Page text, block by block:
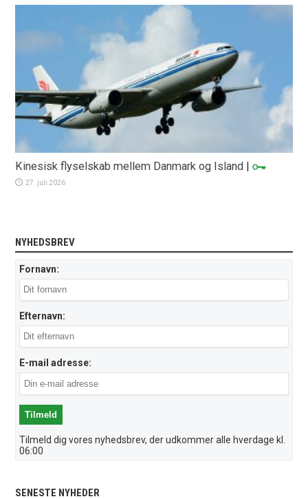
Kinesisk flyselskab mellem Danmark og Island |
27. juli 2026
NYHEDSBREV
Fornavn:
Efternavn:
E-mail adresse:
Tilmeld dig vores nyhedsbrev, der udkommer alle hverdage kl.
06:00
SENESTE NYHEDER